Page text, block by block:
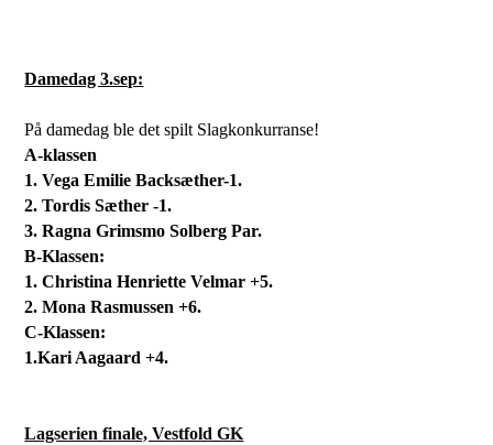
Damedag 3.sep:
På damedag ble det spilt Slagkonkurranse!
A-klassen
1. Vega Emilie Backsæther-1.
2. Tordis Sæther -1.
3. Ragna Grimsmo Solberg Par.
B-Klassen:
1. Christina Henriette Velmar +5.
2. Mona Rasmussen +6.
C-Klassen:
1.Kari Aagaard +4.
Lagserien finale, Vestfold GK